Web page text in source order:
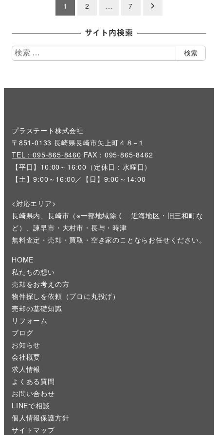
の
ペ
ー
送
り
1 2 … 7
サイト内検索
検
索
検索
プラステート株式会社
〒851-0133 長崎県長崎市矢上町４８−１
TEL：095-865-8460 FAX：095-865-8462
【平日】10:00～16:00（定休日：水曜日）
【土】9:00～16:00／【日】9:00～14:00
<対応エリア>
長崎県内、長崎市（※一部地域除く 近海地区・旧三和町な
ど）、諫早市・大村市・長与・時津
無料査定・売却・買取・空き家のことならお任せください。
HOME
私たちの想い
売却をお考えの方
物件探しを依頼（プロに丸投げ）
売却の基礎知識
リフォーム
ブログ
お知らせ
会社概要
求人情報
よくある質問
お問い合わせ
LINEで相談
個人情報保護方針
サイトマップ